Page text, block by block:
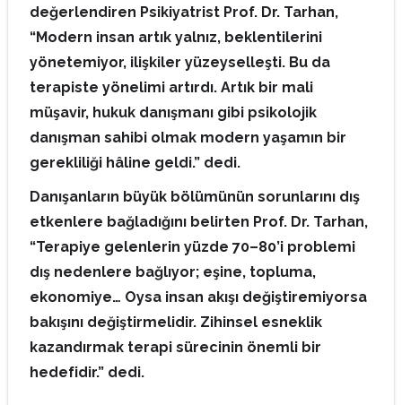
değerlendiren Psikiyatrist Prof. Dr. Tarhan,
“Modern insan artık yalnız, beklentilerini
yönetemiyor, ilişkiler yüzeyselleşti. Bu da
terapiste yönelimi artırdı. Artık bir mali
müşavir, hukuk danışmanı gibi psikolojik
danışman sahibi olmak modern yaşamın bir
gerekliliği hâline geldi.” dedi.
Danışanların büyük bölümünün sorunlarını dış
etkenlere bağladığını belirten Prof. Dr. Tarhan,
“Terapiye gelenlerin yüzde 70–80’i problemi
dış nedenlere bağlıyor; eşine, topluma,
ekonomiye… Oysa insan akışı değiştiremiyorsa
bakışını değiştirmelidir. Zihinsel esneklik
kazandırmak terapi sürecinin önemli bir
hedefidir.” dedi.